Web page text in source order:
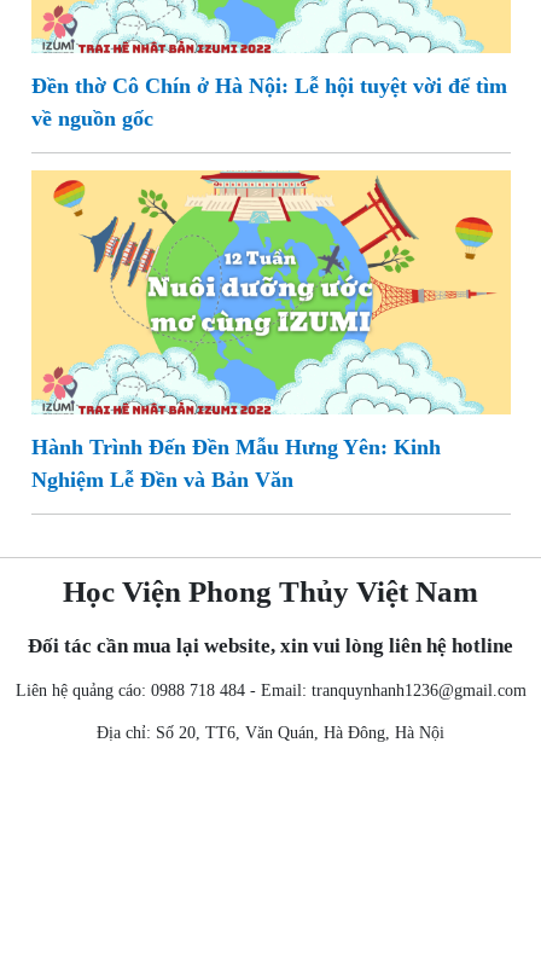
Đền thờ Cô Chín ở Hà Nội: Lễ hội tuyệt vời để tìm
về nguồn gốc
Hành Trình Đến Đền Mẫu Hưng Yên: Kinh
Nghiệm Lễ Đền và Bản Văn
Học Viện Phong Thủy Việt Nam
Đối tác cần mua lại website, xin vui lòng liên hệ hotline
Liên hệ quảng cáo: 0988 718 484 - Email: tranquynhanh1236@gmail.com
Địa chỉ: Số 20, TT6, Văn Quán, Hà Đông, Hà Nội